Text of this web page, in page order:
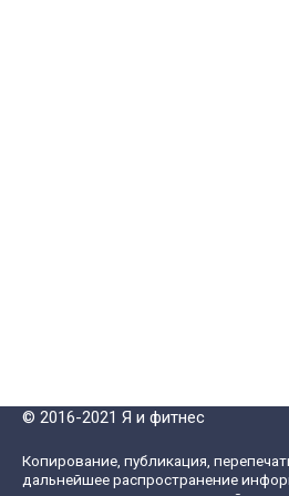
© 2016-2021 Я и фитнес
Копирование, публикация,
дальнейшее распространение